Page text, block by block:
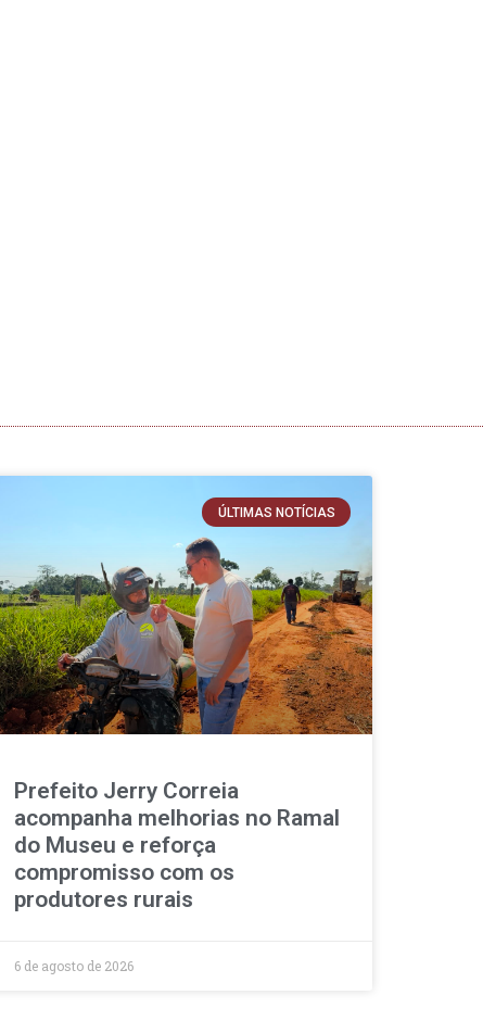
ÚLTIMAS NOTÍCIAS
Prefeito Jerry Correia
acompanha melhorias no Ramal
do Museu e reforça
compromisso com os
produtores rurais
6 de agosto de 2026